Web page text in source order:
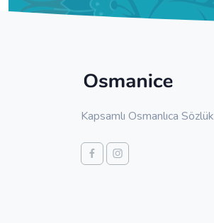
Kapsamlı Osmanlıca Sözlük